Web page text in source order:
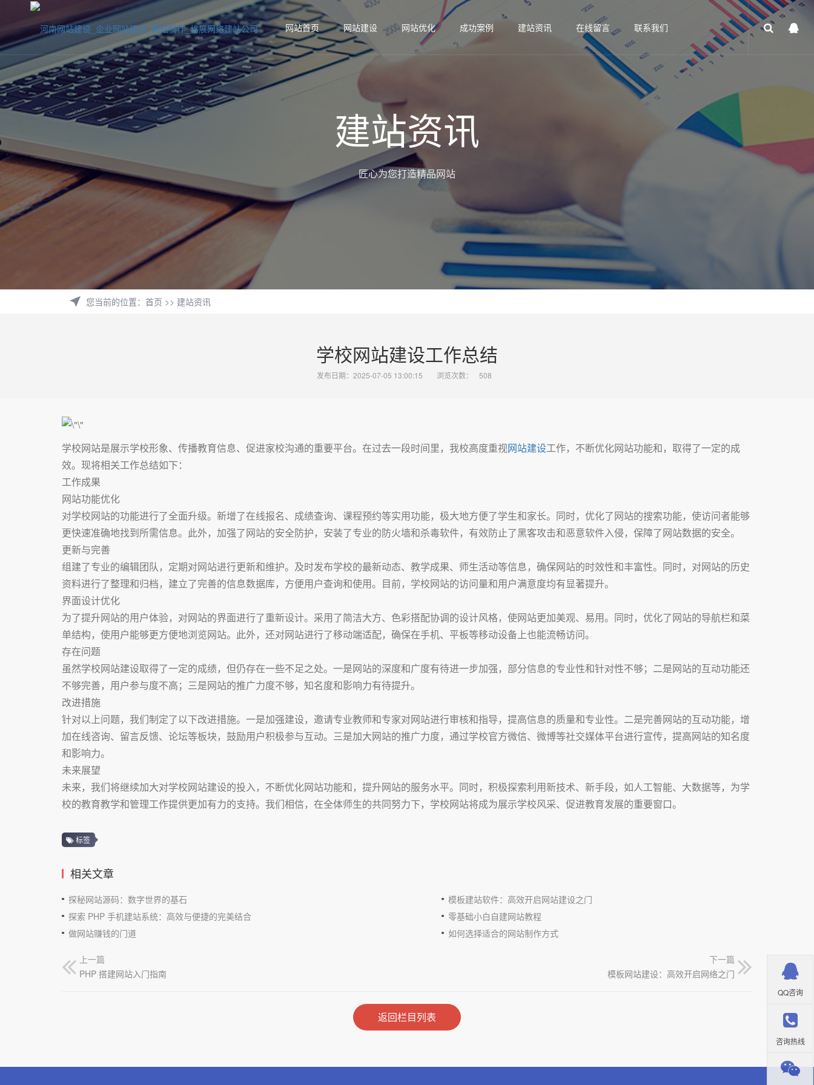
网站首页 网站建设 网站优化 成功案例 建站资讯 在线留言 联系我们
建站资讯
匠心为您打造精品网站
您当前的位置： 首页 >> 建站资讯
学校网站建设工作总结
发布日期：2025-07-05 13:00:15 浏览次数： 508
学校网站是展示学校形象、传播教育信息、促进家校沟通的重要平台。在过去一段时间里，我校高度重视网站建设工作，不断优化网站功能和，取得了一定的成
效。现将相关工作总结如下：
工作成果
网站功能优化
对学校网站的功能进行了全面升级。新增了在线报名、成绩查询、课程预约等实用功能，极大地方便了学生和家长。同时，优化了网站的搜索功能，使访问者能够
更快速准确地找到所需信息。此外，加强了网站的安全防护，安装了专业的防火墙和杀毒软件，有效防止了黑客攻击和恶意软件入侵，保障了网站数据的安全。
更新与完善
组建了专业的编辑团队，定期对网站进行更新和维护。及时发布学校的最新动态、教学成果、师生活动等信息，确保网站的时效性和丰富性。同时，对网站的历史
资料进行了整理和归档，建立了完善的信息数据库，方便用户查询和使用。目前，学校网站的访问量和用户满意度均有显著提升。
界面设计优化
为了提升网站的用户体验，对网站的界面进行了重新设计。采用了简洁大方、色彩搭配协调的设计风格，使网站更加美观、易用。同时，优化了网站的导航栏和菜
单结构，使用户能够更方便地浏览网站。此外，还对网站进行了移动端适配，确保在手机、平板等移动设备上也能流畅访问。
存在问题
虽然学校网站建设取得了一定的成绩，但仍存在一些不足之处。一是网站的深度和广度有待进一步加强，部分信息的专业性和针对性不够；二是网站的互动功能还
不够完善，用户参与度不高；三是网站的推广力度不够，知名度和影响力有待提升。
改进措施
针对以上问题，我们制定了以下改进措施。一是加强建设，邀请专业教师和专家对网站进行审核和指导，提高信息的质量和专业性。二是完善网站的互动功能，增
加在线咨询、留言反馈、论坛等板块，鼓励用户积极参与互动。三是加大网站的推广力度，通过学校官方微信、微博等社交媒体平台进行宣传，提高网站的知名度
和影响力。
未来展望
未来，我们将继续加大对学校网站建设的投入，不断优化网站功能和，提升网站的服务水平。同时，积极探索利用新技术、新手段，如人工智能、大数据等，为学
校的教育教学和管理工作提供更加有力的支持。我们相信，在全体师生的共同努力下，学校网站将成为展示学校风采、促进教育发展的重要窗口。
标签
相关文章
探秘网站源码：数字世界的基石
模板建站软件：高效开启网站建设之门
探索 PHP 手机建站系统：高效与便捷的完美结合
零基础小白自建网站教程
做网站赚钱的门道
如何选择适合的网站制作方式
上一篇
PHP 搭建网站入门指南
下一篇
模板网站建设：高效开启网络之门
返回栏目列表
QQ咨询
咨询热线